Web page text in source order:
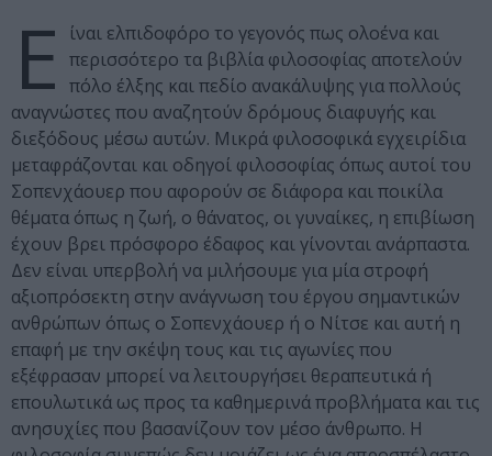
Ε
ίναι ελπιδοφόρο το γεγονός πως ολοένα και
περισσότερο τα βιβλία φιλοσοφίας αποτελούν
πόλο έλξης και πεδίο ανακάλυψης για πολλούς
αναγνώστες που αναζητούν δρόμους διαφυγής και
διεξόδους μέσω αυτών. Μικρά φιλοσοφικά εγχειρίδια
μεταφράζονται και οδηγοί φιλοσοφίας όπως αυτοί του
Σοπενχάουερ που αφορούν σε διάφορα και ποικίλα
θέματα όπως η ζωή, ο θάνατος, οι γυναίκες, η επιβίωση
έχουν βρει πρόσφορο έδαφος και γίνονται ανάρπαστα.
Δεν είναι υπερβολή να μιλήσουμε για μία στροφή
αξιοπρόσεκτη στην ανάγνωση του έργου σημαντικών
ανθρώπων όπως ο Σοπενχάουερ ή ο Νίτσε και αυτή η
επαφή με την σκέψη τους και τις αγωνίες που
εξέφρασαν μπορεί να λειτουργήσει θεραπευτικά ή
επουλωτικά ως προς τα καθημερινά προβλήματα και τις
ανησυχίες που βασανίζουν τον μέσο άνθρωπο. Η